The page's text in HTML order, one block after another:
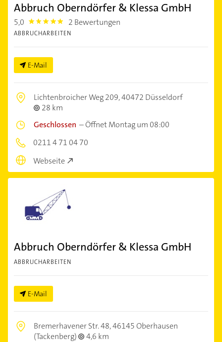
Abbruch Oberndörfer & Klessa GmbH
5,0 5.0 2 Bewertungen
ABBRUCHARBEITEN
E-Mail
Lichtenbroicher Weg 209,40472 Düsseldorf
28 km
Geschlossen –Öffnet Montag um 08:00
0211 4 71 04 70
Webseite
Abbruch Oberndörfer & Klessa GmbH
ABBRUCHARBEITEN
E-Mail
Bremerhavener Str. 48,46145 Oberhausen
(Tackenberg)
4,6 km